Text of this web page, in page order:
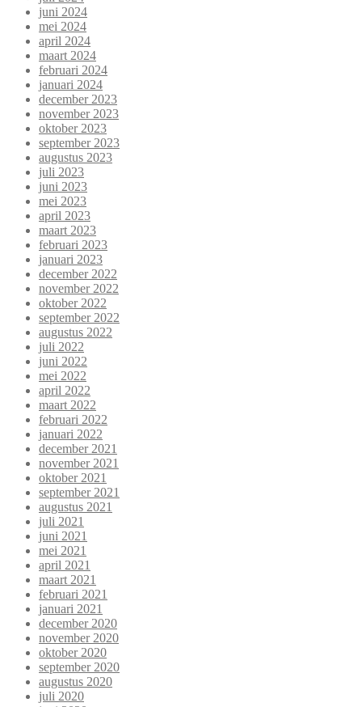
juni 2024
mei 2024
april 2024
maart 2024
februari 2024
januari 2024
december 2023
november 2023
oktober 2023
september 2023
augustus 2023
juli 2023
juni 2023
mei 2023
april 2023
maart 2023
februari 2023
januari 2023
december 2022
november 2022
oktober 2022
september 2022
augustus 2022
juli 2022
juni 2022
mei 2022
april 2022
maart 2022
februari 2022
januari 2022
december 2021
november 2021
oktober 2021
september 2021
augustus 2021
juli 2021
juni 2021
mei 2021
april 2021
maart 2021
februari 2021
januari 2021
december 2020
november 2020
oktober 2020
september 2020
augustus 2020
juli 2020